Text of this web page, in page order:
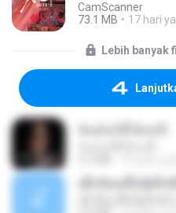
CamScanner
73.1 MB
17 hari
Lebih banyak